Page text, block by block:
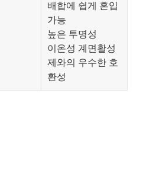
배합에 쉽게 혼입
가능
높은 투명성
이온성 계면활성
제와의 우수한 호
환성